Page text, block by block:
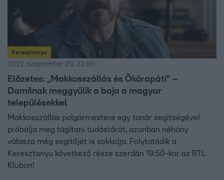
Keresztanyu
2022. szeptember 20. 22:00
Előzetes: „Makkosszállás és Ökörapáti” –
Damilnak meggyűlik a baja a magyar
településekkel
Makkosszállás polgármestere egy tanár segítségével
próbálja meg tágítani tudástárát, azonban néhány
válasza még segítőjét is sokkolja. Folytatódik a
Keresztanyu következő része szerdán 19:50-kor az RTL
Klubon!